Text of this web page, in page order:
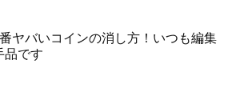
ヤバいコインの消し方！いつも編集
品です